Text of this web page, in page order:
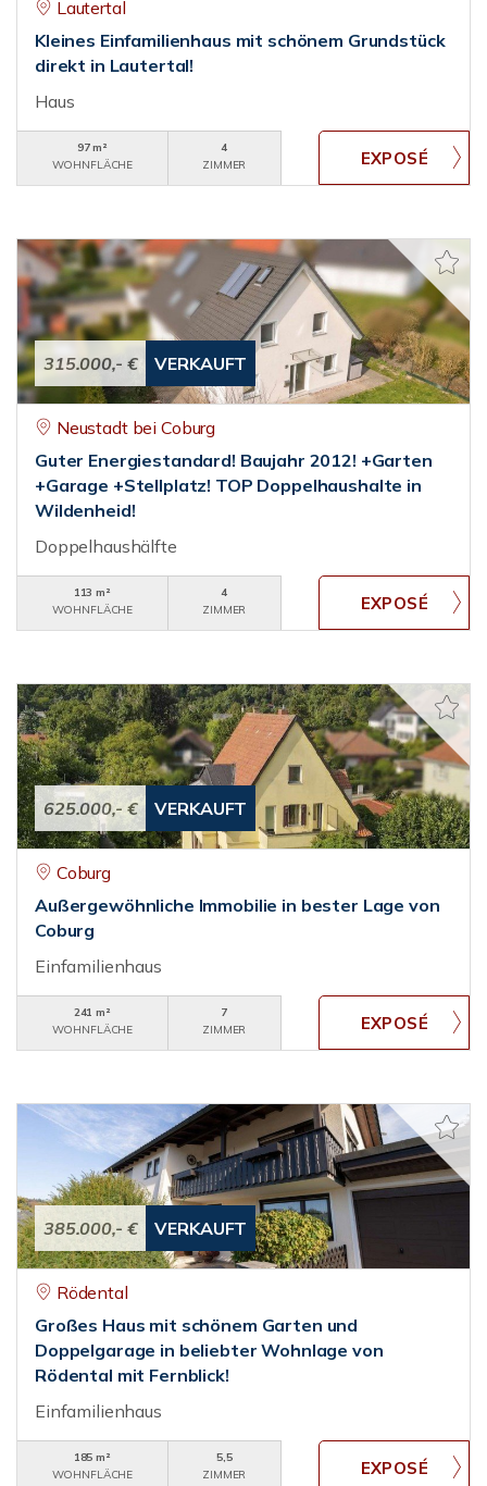
Lautertal
Kleines Einfamilienhaus mit schönem Grundstück
direkt in Lautertal!
Haus
97 m²
WOHNFLÄCHE
4
ZIMMER
315.000,- € VERKAUFT
Neustadt bei Coburg
Guter Energiestandard! Baujahr 2012! +Garten
+Garage +Stellplatz! TOP Doppelhaushalte in
Wildenheid!
Doppelhaushälfte
113 m²
WOHNFLÄCHE
4
ZIMMER
625.000,- € VERKAUFT
Coburg
Außergewöhnliche Immobilie in bester Lage von
Coburg
Einfamilienhaus
241 m²
WOHNFLÄCHE
7
ZIMMER
385.000,- € VERKAUFT
Rödental
Großes Haus mit schönem Garten und
Doppelgarage in beliebter Wohnlage von
Rödental mit Fernblick!
Einfamilienhaus
185 m²
WOHNFLÄCHE
5,5
ZIMMER